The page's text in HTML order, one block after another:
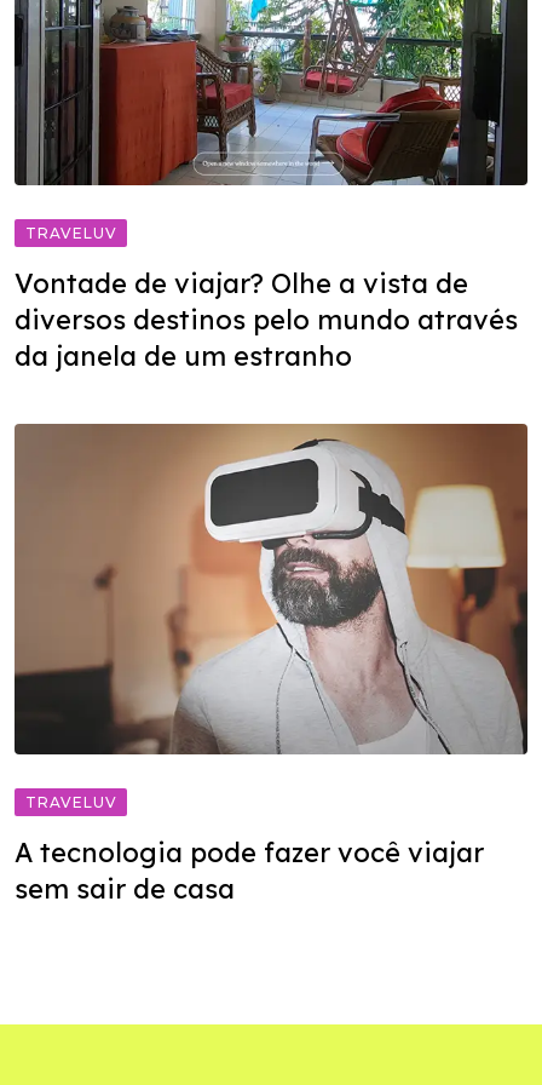
TRAVELUV
Vontade de viajar? Olhe a vista de
diversos destinos pelo mundo através
da janela de um estranho
TRAVELUV
A tecnologia pode fazer você viajar
sem sair de casa